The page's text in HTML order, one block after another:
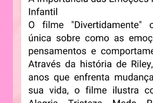
As
E
Cores
Com
A
Música
De
Divertidamente
2